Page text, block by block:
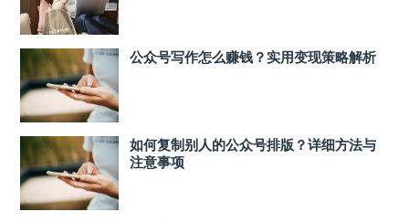
公众号写作怎么赚钱？实用变现策略解析
如何复制别人的公众号排版？详细方法与
注意事项